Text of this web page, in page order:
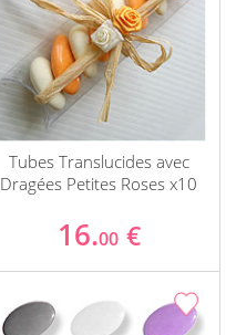
Tubes Translucides avec
Dragées Petites Roses x10
16.00 €